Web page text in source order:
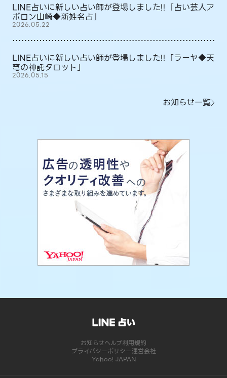
LINE占いに新しい占い師が登場しました!!「占い芸人ア
ポロン山崎◆新姓名占」
2026.05.22
LINE占いに新しい占い師が登場しました!!「ラーヤ◆天
穹の神託タロット」
2026.05.15
お知らせ一覧
お知らせヘルプ利用規約
プライバシーポリシー運営会社
Yahoo! JAPAN